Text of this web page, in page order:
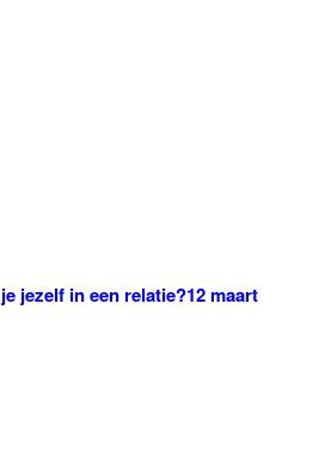
jezelf in een relatie?12 maart